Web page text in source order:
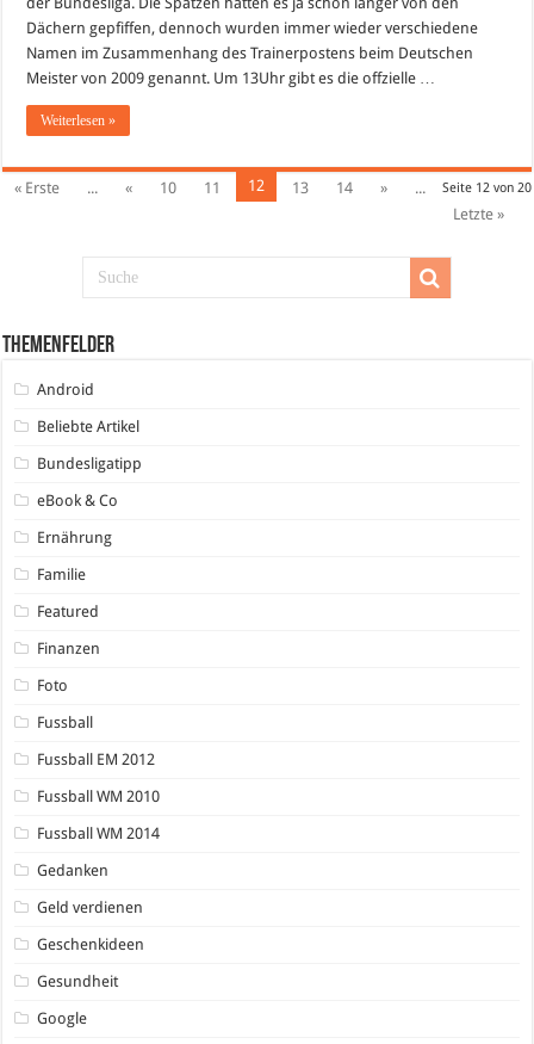
Dächern gepfiffen, dennoch wurden immer wieder verschiedene
Namen im Zusammenhang des Trainerpostens beim Deutschen
Meister von 2009 genannt. Um 13Uhr gibt es die offzielle …
Weiterlesen »
Seite 12 von 20
« Erste ... « 10 11 12 13 14 »
...
Letzte »
Themenfelder
Android
Beliebte Artikel
Bundesligatipp
eBook & Co
Ernährung
Familie
Featured
Finanzen
Foto
Fussball
Fussball EM 2012
Fussball WM 2010
Fussball WM 2014
Gedanken
Geld verdienen
Geschenkideen
Gesundheit
Google